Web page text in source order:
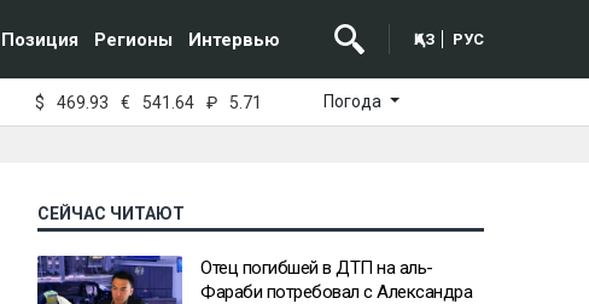
Позиция Регионы Интервью ҚАЗ РУС
$ 469.93 € 541.64 ₽ 5.71 Погода
СЕЙЧАС ЧИТАЮТ
Отец погибшей в ДТП на аль-
Фараби потребовал с Александра